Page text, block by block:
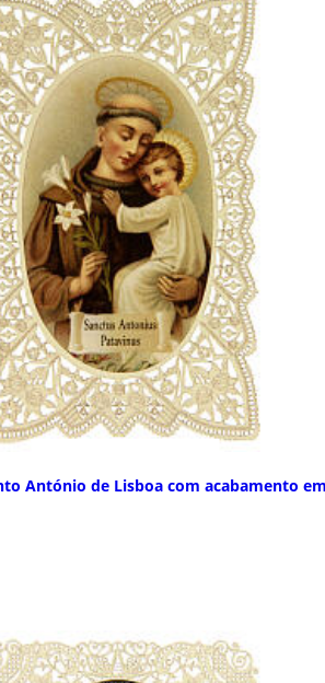
António de Lisboa com acabamento